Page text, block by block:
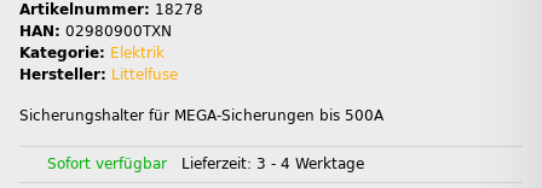
Artikelnummer: 18278
HAN: 02980900TXN
Kategorie: Elektrik
Hersteller: Littelfuse
Sicherungshalter für MEGA-Sicherungen bis 500A
Sofort verfügbar Lieferzeit: 3 - 4 Werktage